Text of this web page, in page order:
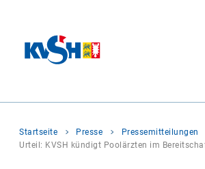
Sie
befinden
Startseite Presse Pressemitteilungen
Urteil: KVSH kündigt Poolärzten im